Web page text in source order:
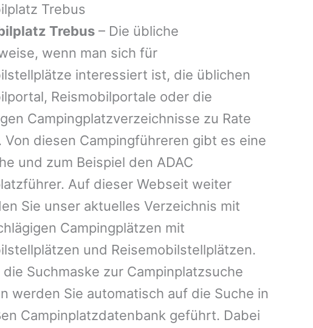
Trebus
Trebus– Die übliche
wenn man sich für
interessiert ist, die üblichen
Reismobilportale oder die
Campingplatzverzeichnisse zu Rate
Von diesen Campingführeren gibt es eine
und zum Beispiel den ADAC
Auf dieser Webseit weiter
Sie unser aktuelles Verzeichnis mit
Campingplätzen mit
und Reisemobilstellplätzen.
die Suchmaske zur Campinplatzsuche
werden Sie automatisch auf die Suche in
Campinplatzdatenbank geführt. Dabei